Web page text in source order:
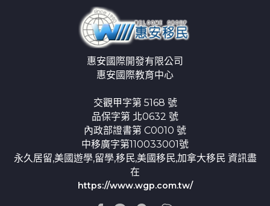
惠安國際開發有限公司
惠安國際教育中心
交觀甲字第 5168 號
品保字第 北0632 號
內政部證書第 C0010 號
中移廣字第110033001號
永久居留,美國遊學,留學,移民,美國移民,加拿大移民 資訊盡
在
https://www.wgp.com.tw/